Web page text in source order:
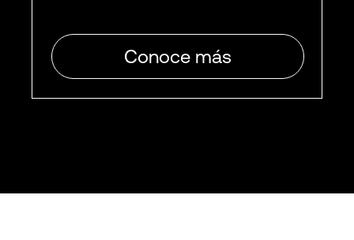
Conoce más